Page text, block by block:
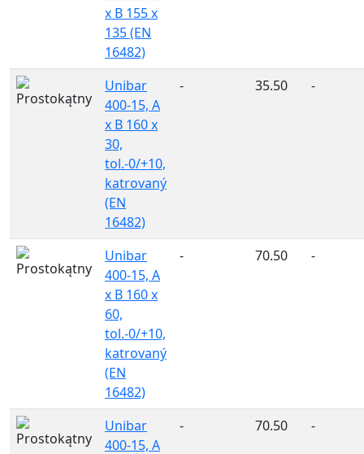
x B 155 x
135 (EN
16482)
Unibar
400-15, A
x B 160 x
30,
tol.-0/+10,
katrovaný
(EN
16482)
- 35.50 -
Unibar
400-15, A
x B 160 x
60,
tol.-0/+10,
katrovaný
(EN
16482)
- 70.50 -
Unibar
400-15, A
- 70.50 -